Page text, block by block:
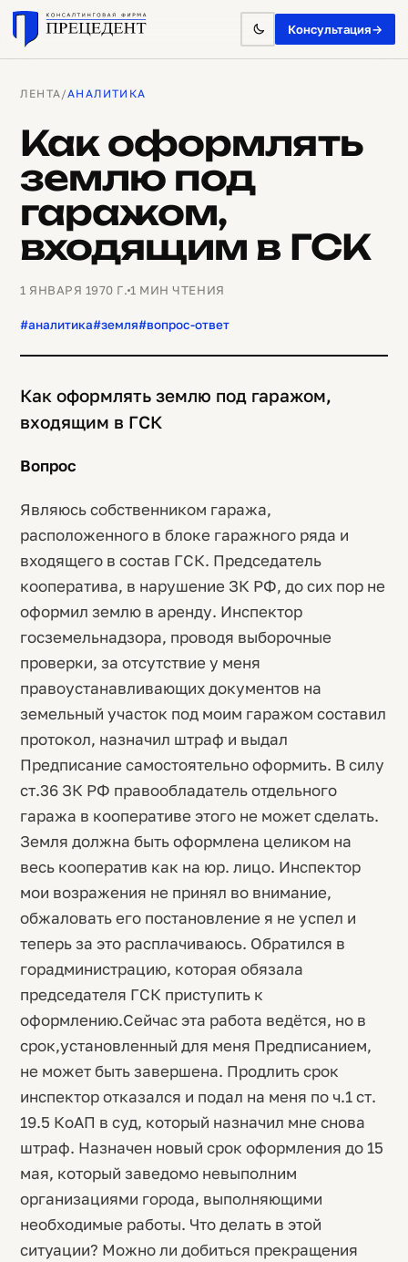
Консультация→
ЛЕНТА/АНАЛИТИКА
Как оформлять
землю под
гаражом,
входящим в ГСК
1 ЯНВАРЯ 1970 Г.1 МИН ЧТЕНИЯ
#аналитика#земля#вопрос-ответ
Как оформлять землю под гаражом,
входящим в ГСК
Вопрос
Являюсь собственником гаража,
расположенного в блоке гаражного ряда и
входящего в состав ГСК. Председатель
кооператива, в нарушение ЗК РФ, до сих пор не
оформил землю в аренду. Инспектор
госземельнадзора, проводя выборочные
проверки, за отсутствие у меня
правоустанавливающих документов на
земельный участок под моим гаражом составил
протокол, назначил штраф и выдал
Предписание самостоятельно оформить. В силу
ст.36 ЗК РФ правообладатель отдельного
гаража в кооперативе этого не может сделать.
Земля должна быть оформлена целиком на
весь кооператив как на юр. лицо. Инспектор
мои возражения не принял во внимание,
обжаловать его постановление я не успел и
теперь за это расплачиваюсь. Обратился в
горадминистрацию, которая обязала
председателя ГСК приступить к
оформлению.Сейчас эта работа ведётся, но в
срок,установленный для меня Предписанием,
не может быть завершена. Продлить срок
инспектор отказался и подал на меня по ч.1 ст.
19.5 КоАП в суд, который назначил мне снова
штраф. Назначен новый срок оформления до 15
мая, который заведомо невыполним
организациями города, выполняющими
необходимые работы. Что делать в этой
ситуации? Можно ли добиться прекращения